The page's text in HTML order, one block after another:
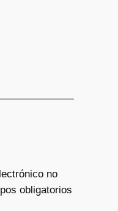
no
obligatorios